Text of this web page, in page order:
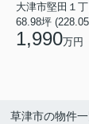
大津市堅田１丁
68.98坪
1,990万円
草津市の物件